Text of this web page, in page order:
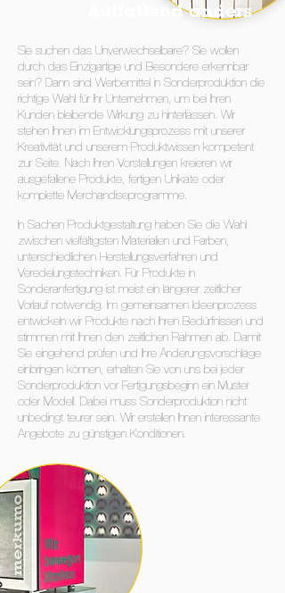
Auffallend anders
Sie suchen das Unverwechselbare? Sie wollen
durch das Einzigartige und Besondere erkennbar
sein? Dann sind Werbemittel in Sonderproduktion die
richtige Wahl für Ihr Unternehmen, um bei Ihren
Kunden bleibende Wirkung zu hinterlassen. Wir
stehen Ihnen im Entwicklungsprozess mit unserer
Kreativität und unserem Produktwissen kompetent
zur Seite. Nach Ihren Vorstellungen kreieren wir
ausgefallene Produkte, fertigen Unikate oder
komplette Merchandiseprogramme.
In Sachen Produktgestaltung haben Sie die Wahl
zwischen vielfältigsten Materialien und Farben,
unterschiedlichen Herstellungsverfahren und
Veredelungstechniken. Für Produkte in
Sonderanfertigung ist meist ein längerer zeitlicher
Vorlauf notwendig. Im gemeinsamen Ideenprozess
entwickeln wir Produkte nach Ihren Bedürfnissen und
stimmen mit Ihnen den zeitlichen Rahmen ab. Damit
Sie eingehend prüfen und Ihre Änderungsvorschläge
einbringen können, erhalten Sie von uns bei jeder
Sonderproduktion vor Fertigungsbeginn ein Muster
oder Modell. Dabei muss Sonderproduktion nicht
unbedingt teurer sein. Wir erstellen Ihnen interessante
Angebote zu günstigen Konditionen.